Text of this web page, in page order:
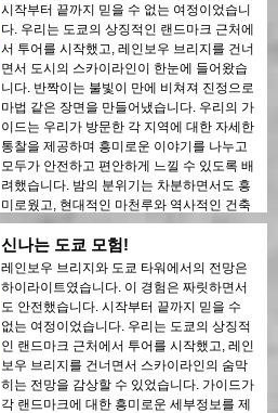
시작부터 끝까지 믿을 수 없는 여정이었습니
다. 우리는 도쿄의 상징적인 랜드마크 근처에
서 투어를 시작했고, 레인보우 브리지를 건너
면서 도시의 스카이라인이 한눈에 들어왔습
니다. 반짝이는 불빛이 만에 비쳐져 진정으로
마법 같은 장면을 만들어냈습니다. 우리의 가
이드는 우리가 방문한 각 지역에 대한 자세한
통찰을 제공하며 흥미로운 이야기를 나누고
모두가 안전하고 편안하게 느낄 수 있도록 배
려했습니다. 밤의 분위기는 차분하면서도 흥
미로웠고, 현대적인 마천루와 역사적인 건축
물 간의 대조에 감탄하게 되었습니다. 이 투
어는 모험과 교육이 완벽하게 결합된 것으로,
여행자들에게 어둠 속에서 도쿄의 아름다움
을 독특하게 보여줍니다.
신나는 도쿄 모험!
레인보우 브리지와 도쿄 타워에서의 전망은
하이라이트였습니다. 이 경험은 짜릿하면서
도 안전했습니다. 시작부터 끝까지 믿을 수
없는 여정이었습니다. 우리는 도쿄의 상징적
인 랜드마크 근처에서 투어를 시작했고, 레인
보우 브리지를 건너면서 스카이라인의 숨막
히는 전망을 감상할 수 있었습니다. 가이드가
각 랜드마크에 대한 흥미로운 세부정보를 제